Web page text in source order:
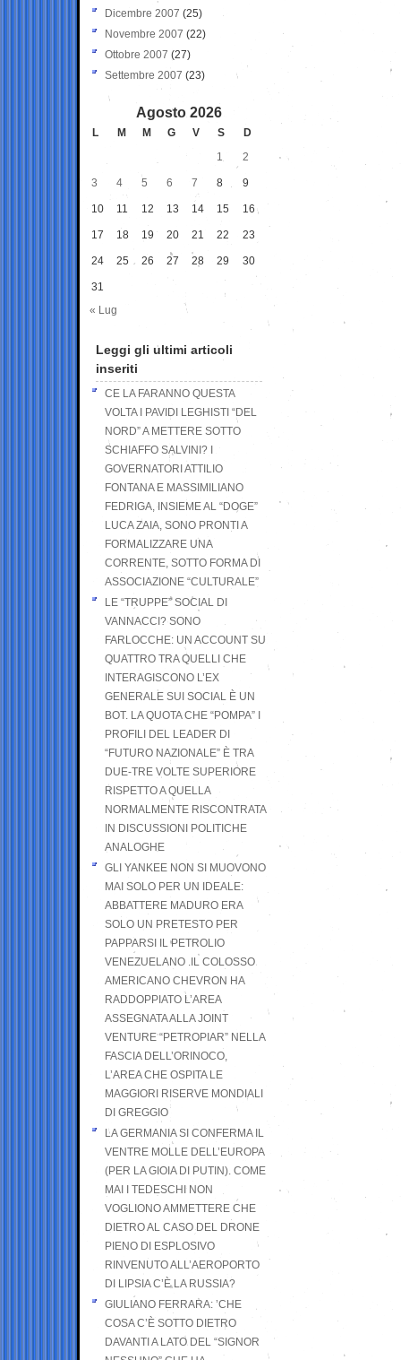
Dicembre 2007 (25)
Novembre 2007 (22)
Ottobre 2007 (27)
Settembre 2007 (23)
Agosto 2026
L M M G V S
D
1
2
3 4 5 6 7 8 9
10 11 12 13 14 15 16
17 18 19 20 21 22 23
24 25 26 27 28 29 30
31
« Lug
Leggi gli ultimi articoli
inseriti
CE LA FARANNO QUESTA
VOLTA I PAVIDI LEGHISTI “DEL
NORD” A METTERE SOTTO
SCHIAFFO SALVINI? I
GOVERNATORI ATTILIO
FONTANA E MASSIMILIANO
FEDRIGA, INSIEME AL “DOGE”
LUCA ZAIA, SONO PRONTI A
FORMALIZZARE UNA
CORRENTE, SOTTO FORMA DI
ASSOCIAZIONE “CULTURALE”
LE “TRUPPE” SOCIAL DI
VANNACCI? SONO
FARLOCCHE: UN ACCOUNT SU
QUATTRO TRA QUELLI CHE
INTERAGISCONO L’EX
GENERALE SUI SOCIAL È UN
BOT. LA QUOTA CHE “POMPA” I
PROFILI DEL LEADER DI
“FUTURO NAZIONALE” È TRA
DUE-TRE VOLTE SUPERIORE
RISPETTO A QUELLA
NORMALMENTE RISCONTRATA
IN DISCUSSIONI POLITICHE
ANALOGHE
GLI YANKEE NON SI MUOVONO
MAI SOLO PER UN IDEALE:
ABBATTERE MADURO ERA
SOLO UN PRETESTO PER
PAPPARSI IL PETROLIO
VENEZUELANO .IL COLOSSO
AMERICANO CHEVRON HA
RADDOPPIATO L’AREA
ASSEGNATA ALLA JOINT
VENTURE “PETROPIAR” NELLA
FASCIA DELL’ORINOCO,
L’AREA CHE OSPITA LE
MAGGIORI RISERVE MONDIALI
DI GREGGIO
LA GERMANIA SI CONFERMA IL
VENTRE MOLLE DELL’EUROPA
(PER LA GIOIA DI PUTIN). COME
MAI I TEDESCHI NON
VOGLIONO AMMETTERE CHE
DIETRO AL CASO DEL DRONE
PIENO DI ESPLOSIVO
RINVENUTO ALL’AEROPORTO
DI LIPSIA C’È LA RUSSIA?
GIULIANO FERRARA: ’CHE
COSA C’È SOTTO DIETRO
DAVANTI A LATO DEL “SIGNOR